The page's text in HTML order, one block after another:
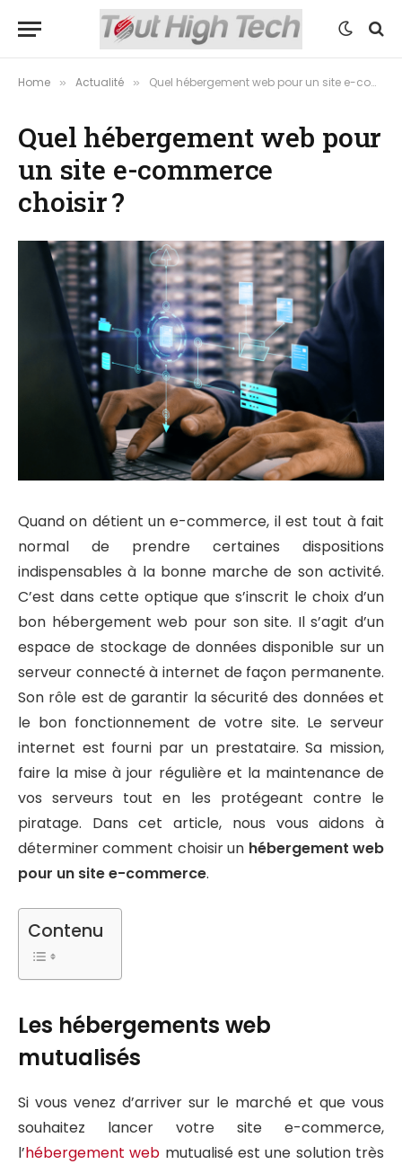
Home » Actualité » Quel hébergement web pour un site e-commerce choisir ?
Quel hébergement web pour
un site e-commerce
choisir ?
Quand on détient un e-commerce, il est tout à fait
normal de prendre certaines dispositions
indispensables à la bonne marche de son activité.
C’est dans cette optique que s’inscrit le choix d’un
bon hébergement web pour son site. Il s’agit d’un
espace de stockage de données disponible sur un
serveur connecté à internet de façon permanente.
Son rôle est de garantir la sécurité des données et
le bon fonctionnement de votre site. Le serveur
internet est fourni par un prestataire. Sa mission,
faire la mise à jour régulière et la maintenance de
vos serveurs tout en les protégeant contre le
piratage. Dans cet article, nous vous aidons à
déterminer comment choisir un hébergement web
pour un site e-commerce.
Contenu
Les hébergements web
mutualisés
Si vous venez d’arriver sur le marché et que vous
souhaitez lancer votre site e-commerce,
l’hébergement web mutualisé est une solution très